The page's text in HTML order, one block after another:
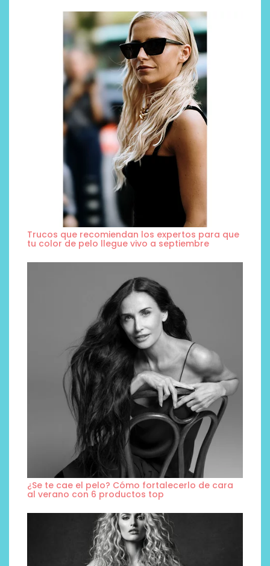
Trucos que recomiendan los expertos para que
tu color de pelo llegue vivo a septiembre
¿Se te cae el pelo? Cómo fortalecerlo de cara
al verano con 6 productos top